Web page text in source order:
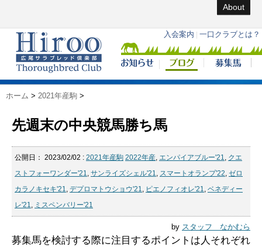
About
ホーム > 2021年産駒 >
先週末の中央競馬勝ち馬
公開日： 2023/02/02 : 2021年産駒 2022年産, エンパイアブルー'21, クエ
ストフォーワンダー'21, サンライズシェル'21, スマートオランプ'22, ゼロ
カラノキセキ'21, デプロマトウショウ'21, ピエノフィオレ'21, ベネディー
レ'21, ミスペンバリー'21
by スタッフ なかむら
募集馬を検討する際に注目するポイントは人それぞれ